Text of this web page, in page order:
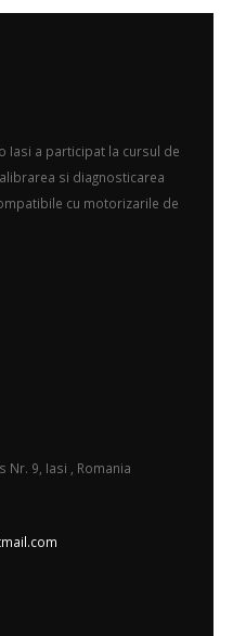
Iasi a participat la cursul de
si diagnosticarea
cu motorizarile de
Nr. 9, Iasi , Romania